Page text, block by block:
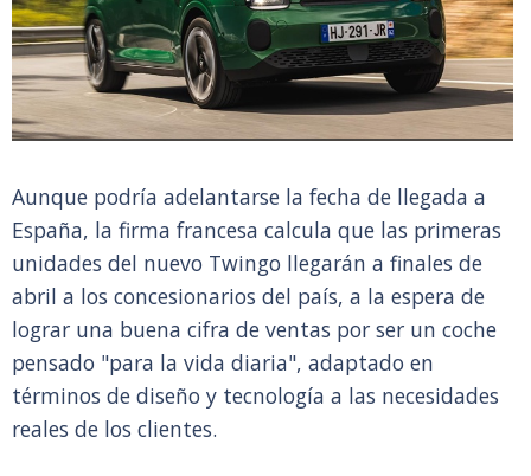
Aunque podría adelantarse la fecha de llegada a
España, la firma francesa calcula que las primeras
unidades del nuevo Twingo llegarán a finales de
abril a los concesionarios del país, a la espera de
lograr una buena cifra de ventas por ser un coche
pensado "para la vida diaria", adaptado en
términos de diseño y tecnología a las necesidades
reales de los clientes.